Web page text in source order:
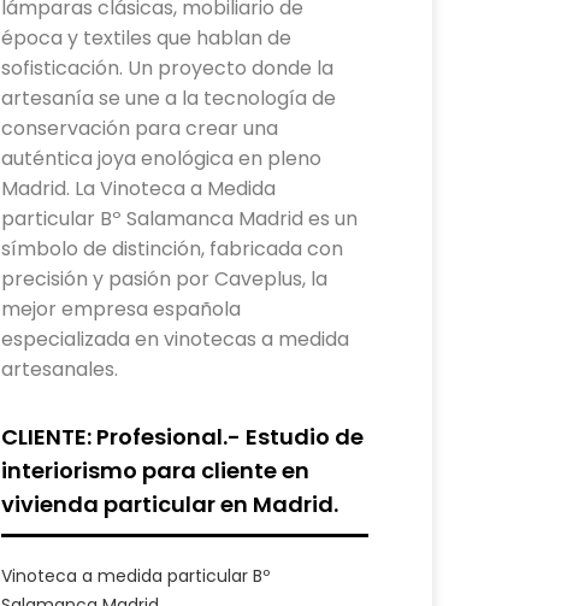
lámparas clásicas, mobiliario de
época y textiles que hablan de
sofisticación. Un proyecto donde la
artesanía se une a la tecnología de
conservación para crear una
auténtica joya enológica en pleno
Madrid. La Vinoteca a Medida
particular Bº Salamanca Madrid es un
símbolo de distinción, fabricada con
precisión y pasión por Caveplus, la
mejor empresa española
especializada en vinotecas a medida
artesanales.
CLIENTE: Profesional.- Estudio de
interiorismo para cliente en
vivienda particular en Madrid.
Vinoteca a medida particular Bº